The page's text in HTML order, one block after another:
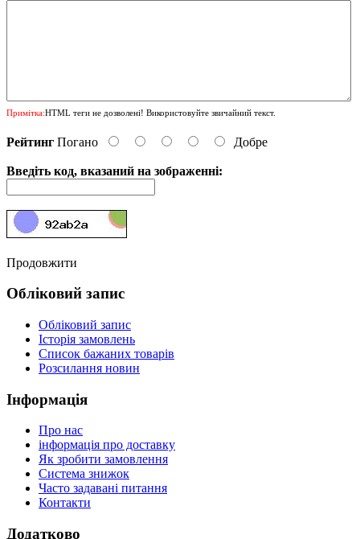
Примітка:HTML теги не дозволені! Використовуйте звичайний текст.
Рейтинг Погано Добре
Введіть код, вказаний на зображенні:
Продовжити
Обліковий запис
Обліковий запис
Історія замовлень
Список бажаних товарів
Розсилання новин
Інформація
Про нас
інформація про доставку
Як зробити замовлення
Система знижок
Часто задавані питання
Контакти
Додатково